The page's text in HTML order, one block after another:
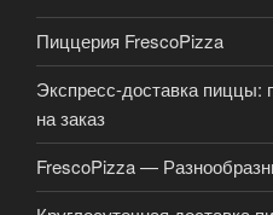
Пиццерия FrescoPizza
Экспресс-доставка
на заказ
FrescoPizza —